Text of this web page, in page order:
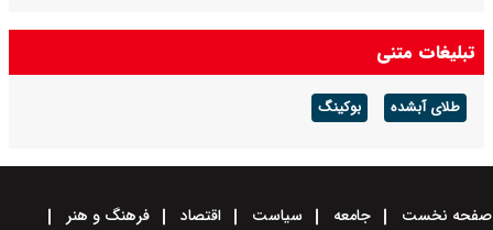
نخست‌وزیر پاکستان و عاصم منیر برای گفت‌وگو در مورد تحولات منطقه‌ای
به عربستان سفر می‌کنند
تبلیغات متنی
طلای آبشده بوکینگ
صفحه نخست جامعه سیاست اقتصاد
فرهنگ و هنر